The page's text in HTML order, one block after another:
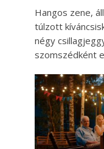
Hangos zene,
túlzott
négy
szomszédként